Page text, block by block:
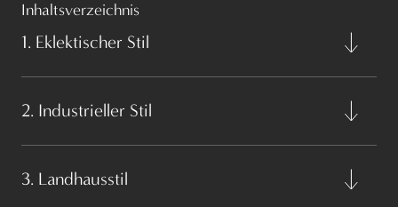
Inhaltsverzeichnis
1. Eklektischer Stil
2. Industrieller Stil
3. Landhausstil